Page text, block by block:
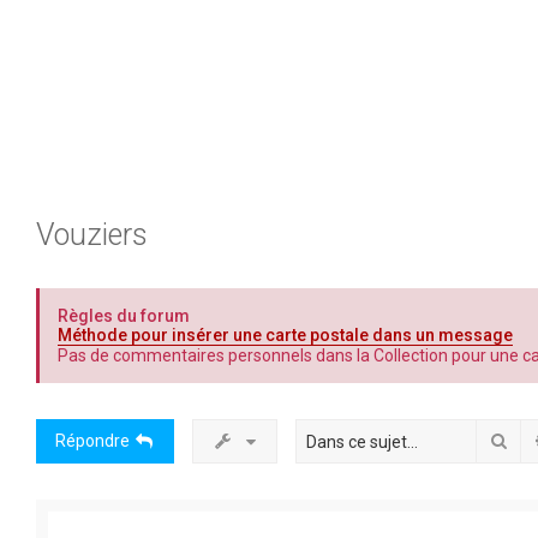
Vouziers
Règles du forum
Méthode pour insérer une carte postale dans un message
Pas de commentaires personnels dans la Collection pour une
Répondre